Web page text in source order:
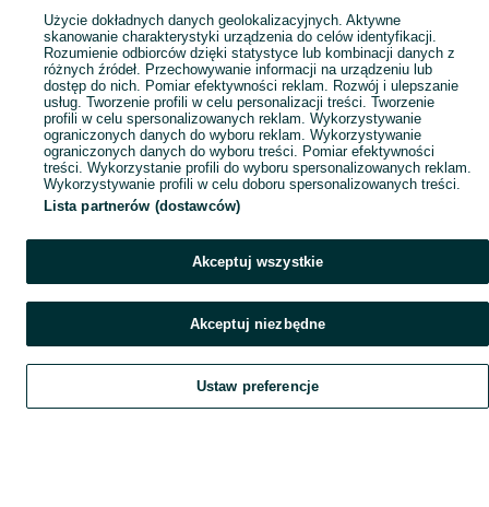
Szukaj Obserwujesz Dodaj Czat Konto
Użycie dokładnych danych geolokalizacyjnych. Aktywne
skanowanie charakterystyki urządzenia do celów identyfikacji.
Rozumienie odbiorców dzięki statystyce lub kombinacji danych z
różnych źródeł. Przechowywanie informacji na urządzeniu lub
dostęp do nich. Pomiar efektywności reklam. Rozwój i ulepszanie
usług. Tworzenie profili w celu personalizacji treści. Tworzenie
profili w celu spersonalizowanych reklam. Wykorzystywanie
ograniczonych danych do wyboru reklam. Wykorzystywanie
ograniczonych danych do wyboru treści. Pomiar efektywności
treści. Wykorzystanie profili do wyboru spersonalizowanych reklam.
Wykorzystywanie profili w celu doboru spersonalizowanych treści.
Lista partnerów (dostawców)
Akceptuj wszystkie
Akceptuj niezbędne
Ustaw preferencje